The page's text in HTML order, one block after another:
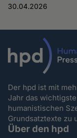
30.04.2026
Der hpd ist mit
Jahr das
humanistischen
Grundsatztexte zu
Über den hpd